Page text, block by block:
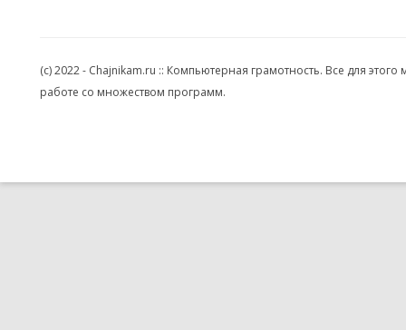
(c) 2022 - Chajnikam.ru :: Компьютерная грамотность. Все для
работе со множеством программ.